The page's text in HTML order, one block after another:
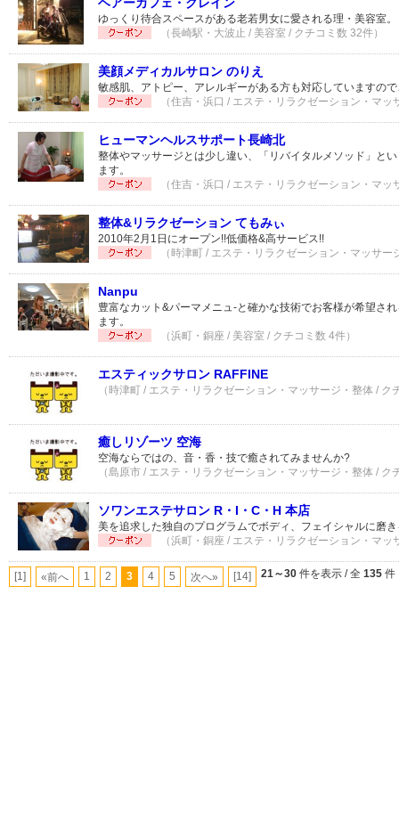
ゆっくり待合スペースがある老若男女に愛される理・美容室。
（長崎駅・大波止 / 美容室 / クチコミ数 32件）
美顔メディカルサロン のりえ
敏感肌、アトピー、アレルギーがある方も対応していますの
（住吉・浜口 / エステ・リラクゼーション・マ
ヒューマンヘルスサポート長崎北
整体やマッサージとは少し違い、「リバイタルメソッド」と
ます。
（住吉・浜口 / エステ・リラクゼーション・マ
整体&リラクゼーション てもみぃ
2010年2月1日にオープン!!低価格&高サービス!!
（時津町 / エステ・リラクゼーション・マッサ
Nanpu
豊富なカット&パーマメニュ-と確かな技術でお客様が希望さ
ます。
（浜町・銅座 / 美容室 / クチコミ数 4件）
エスティックサロン RAFFINE
（時津町 / エステ・リラクゼーション・マッサージ・整体 / ク
癒しリゾーツ 空海
空海ならではの、音・香・技で癒されてみませんか?
（島原市 / エステ・リラクゼーション・マッサージ・整体 / ク
ソワンエステサロン R・I・C・H 本店
美を追求した独自のプログラムでボディ、フェイシャルに磨
（浜町・銅座 / エステ・リラクゼーション・マ
[1] «前へ 1 2 3 4 5 次へ» [14] 21～30 件を表示 / 全 135 件